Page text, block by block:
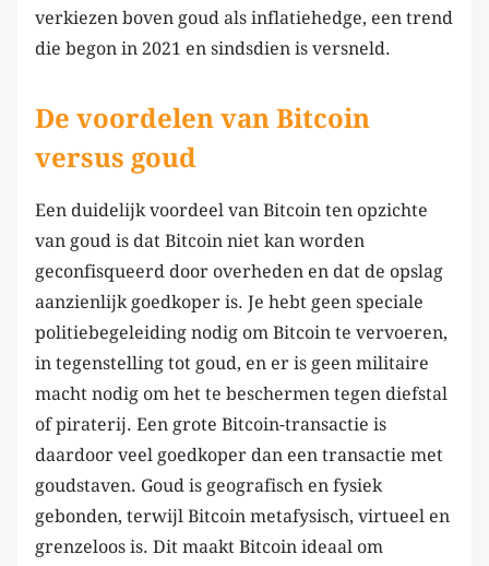
verkiezen boven goud als inflatiehedge, een trend
die begon in 2021 en sindsdien is versneld.
De voordelen van Bitcoin
versus goud
Een duidelijk voordeel van Bitcoin ten opzichte
van goud is dat Bitcoin niet kan worden
geconfisqueerd door overheden en dat de opslag
aanzienlijk goedkoper is. Je hebt geen speciale
politiebegeleiding nodig om Bitcoin te vervoeren,
in tegenstelling tot goud, en er is geen militaire
macht nodig om het te beschermen tegen diefstal
of piraterij. Een grote Bitcoin-transactie is
daardoor veel goedkoper dan een transactie met
goudstaven. Goud is geografisch en fysiek
gebonden, terwijl Bitcoin metafysisch, virtueel en
grenzeloos is. Dit maakt Bitcoin ideaal om